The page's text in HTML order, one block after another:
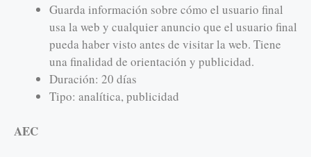
Guarda información sobre cómo el usuario final
usa la web y cualquier anuncio que el usuario final
pueda haber visto antes de visitar la web. Tiene
una finalidad de orientación y publicidad.
Duración: 20 días
Tipo: analítica, publicidad
AEC